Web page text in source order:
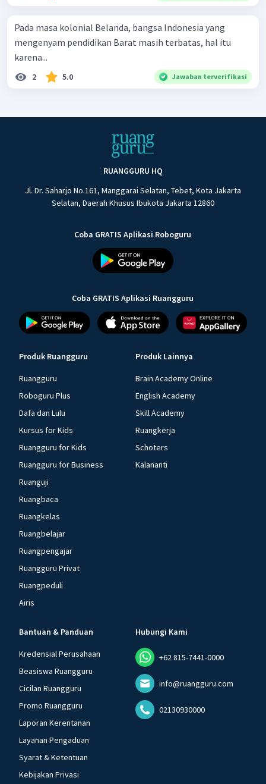
Pada masa kolonial Belanda, bangsa Indonesia yang
mengenyam pendidikan Barat masih terbatas, hal itu
karena...
2 5.0 Jawaban terverifikasi
RUANGGURU HQ
Jl. Dr. Saharjo No.161, Manggarai Selatan, Tebet, Kota Jakarta
Selatan, Daerah Khusus Ibukota Jakarta 12860
Coba GRATIS Aplikasi Roboguru
Coba GRATIS Aplikasi Ruangguru
Produk Ruangguru
Ruangguru
Roboguru Plus
Dafa dan Lulu
Kursus for Kids
Ruangguru for Kids
Ruangguru for Business
Ruanguji
Ruangbaca
Ruangkelas
Ruangbelajar
Ruangpengajar
Ruangguru Privat
Ruangpeduli
Airis
Produk Lainnya
Brain Academy Online
English Academy
Skill Academy
Ruangkerja
Schoters
Kalananti
Bantuan & Panduan
Kredensial Perusahaan
Beasiswa Ruangguru
Cicilan Ruangguru
Promo Ruangguru
Laporan Kerentanan
Layanan Pengaduan
Syarat & Ketentuan
Kebijakan Privasi
Hubungi Kami
+62 815-7441-0000
info@ruangguru.com
02130930000